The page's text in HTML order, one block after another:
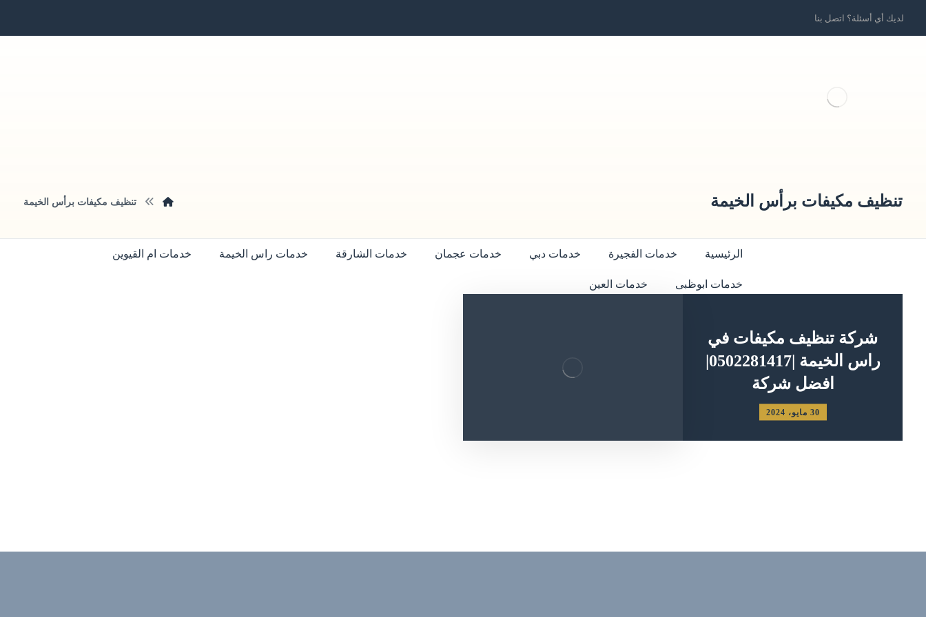
لديك أي أسئلة؟ اتصل بنا
الرئيسية خدمات الفجيرة خدمات دبي خدمات عجمان خدمات الشارقة خدمات راس الخيمة خدمات ام القيوين
خدمات ابوظبى خدمات العين
تنظيف مكيفات برأس الخيمة تنظيف مكيفات برأس الخيمة
شركة تنظيف مكيفات في
راس الخيمة |0502281417|
افضل شركة
30 مايو، 2024